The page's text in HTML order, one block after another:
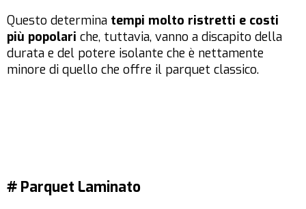
Questo determina tempi molto ristretti e costi
più popolari che, tuttavia, vanno a discapito della
durata e del potere isolante che è nettamente
minore di quello che offre il parquet classico.
# Parquet Laminato